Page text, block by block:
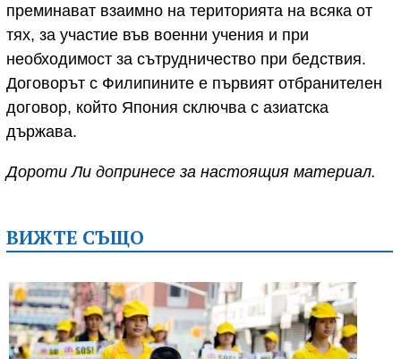
преминават взаимно на територията на всяка от
тях, за участие във военни учения и при
необходимост за сътрудничество при бедствия.
Договорът с Филипините е първият отбранителен
договор, който Япония сключва с азиатска
държава.
Дороти Ли допринесе за настоящия материал.
ВИЖТЕ СЪЩО